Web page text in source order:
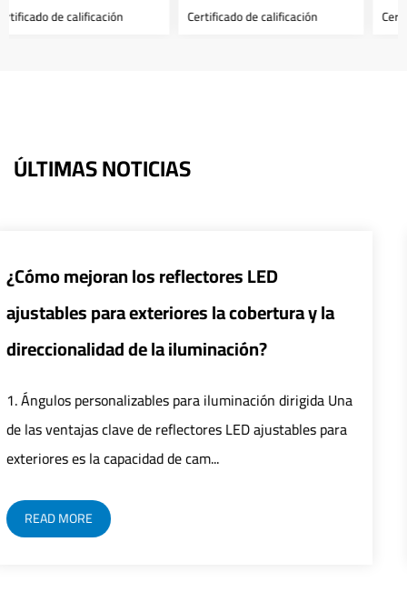
Certificado de calificación Certificado de calificación
ÚLTIMAS NOTICIAS
y la
Una
para
¿Cómo pueden los sistemas de
inteligentes mejorar la eficiencia y
de las farolas LED?
1. Mejorar la eficiencia Control preciso: El
control inteligente logra un control preciso
LED integrando tecnología de sen...